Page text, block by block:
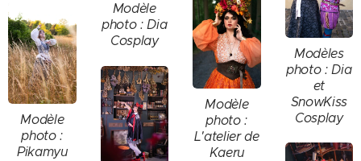
Modèle
photo : Dia
Cosplay
Modèles
photo : Dia
et
SnowKiss
Cosplay
Modèle
photo :
L'atelier de
Kaeru
Modèle
photo :
Pikamyu